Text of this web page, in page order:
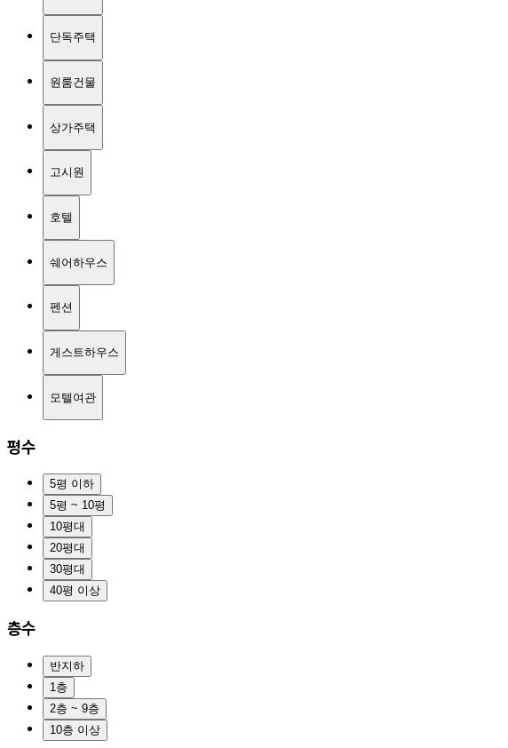
단독주택
원룸건물
상가주택
고시원
호텔
쉐어하우스
펜션
게스트하우스
모텔여관
평수
5평 이하
5평 ~ 10평
10평대
20평대
30평대
40평 이상
층수
반지하
1층
2층 ~ 9층
10층 이상